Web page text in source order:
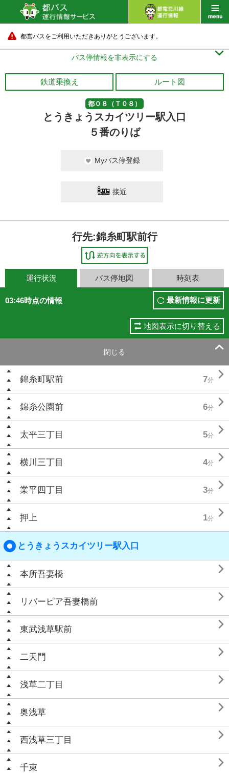
都営バスをご利用いただきありがとうございます。
バス停情報を非表示にする 
鉄道乗換え ルート図
都０８（Ｔ０８）
とうきょうスカイツリー駅入口
５番のりば
Myバス停登録
接近
行先:錦糸町駅前行
運行状況 バス停地図 時刻表
03:46時点の情報 最新情報に更新
地図表示に切り替える
閉じる 
錦糸町駅前 7分 
錦糸公園前 6分 
太平三丁目 5分 
横川三丁目 4分 
業平四丁目 3分 
押上 1分 
とうきょうスカイツリー駅入口
本所吾妻橋 
リバーピア吾妻橋前 
東武浅草駅前 
二天門 
浅草二丁目 
奥浅草 
西浅草三丁目 
千束 